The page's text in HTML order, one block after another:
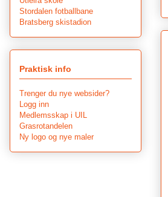
Stordalen fotballbane
Bratsberg skistadion
Praktisk info
Trenger du nye websider?
Logg inn
Medlemsskap i UIL
Grasrotandelen
Ny logo og nye maler